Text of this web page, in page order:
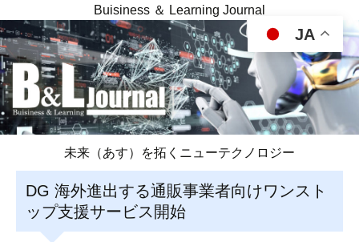
Buisiness ＆ Learning Journal
未来（あす）を拓くニューテクノロジー
DG 海外進出する通販事業者向けワンスト
ップ支援サービス開始
JA